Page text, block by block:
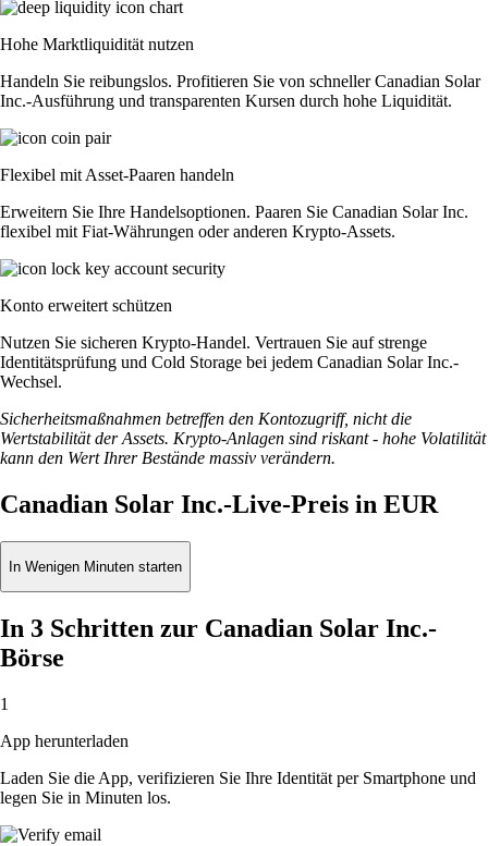
Hohe Marktliquidität nutzen
Handeln Sie reibungslos. Profitieren Sie von schneller Canadian Solar
Inc.-Ausführung und transparenten Kursen durch hohe Liquidität.
Flexibel mit Asset-Paaren handeln
Erweitern Sie Ihre Handelsoptionen. Paaren Sie Canadian Solar Inc.
flexibel mit Fiat-Währungen oder anderen Krypto-Assets.
Konto erweitert schützen
Nutzen Sie sicheren Krypto-Handel. Vertrauen Sie auf strenge
Identitätsprüfung und Cold Storage bei jedem Canadian Solar Inc.-
Wechsel.
Sicherheitsmaßnahmen betreffen den Kontozugriff, nicht die
Wertstabilität der Assets. Krypto-Anlagen sind riskant - hohe Volatilität
kann den Wert Ihrer Bestände massiv verändern.
Canadian Solar Inc.-Live-Preis in EUR
In Wenigen Minuten starten
In 3 Schritten zur Canadian Solar Inc.-
Börse
1
App herunterladen
Laden Sie die App, verifizieren Sie Ihre Identität per Smartphone und
legen Sie in Minuten los.